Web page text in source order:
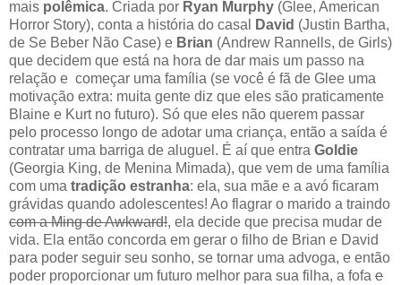
mais polêmica. Criada por Ryan Murphy (Glee, American
Horror Story), conta a história do casal
David (Justin Bartha,
de Se Beber Não Case) e Brian (Andrew Rannells, de Girls)
que decidem que está na hora de dar mais um passo na
relação e começar uma família (se você é fã de Glee uma
motivação extra: muita gente diz que eles são praticamente
Blaine e Kurt no futuro). Só que eles não querem passar
pelo processo longo de adotar uma criança, então a saída é
contratar uma barriga de aluguel. É aí que entra Goldie
(Georgia King, de Menina Mimada), que vem de uma família
com uma tradição estranha: ela, sua mãe e a avó ficaram
grávidas quando adolescentes! Ao flagrar o marido a traindo
com a Ming de Awkward!, ela decide que precisa mudar de
vida. Ela então concorda em gerar o filho de Brian e David
para poder seguir seu sonho, se tornar uma advoga, e então
poder proporcionar um futuro melhor para sua filha, a fofa e